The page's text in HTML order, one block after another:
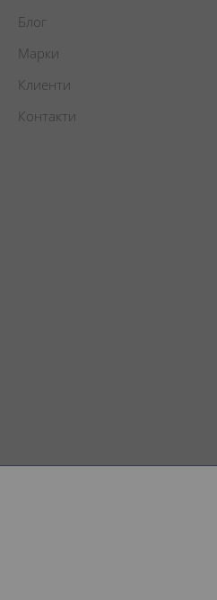
Блог
Марки
Клиенти
Контакти